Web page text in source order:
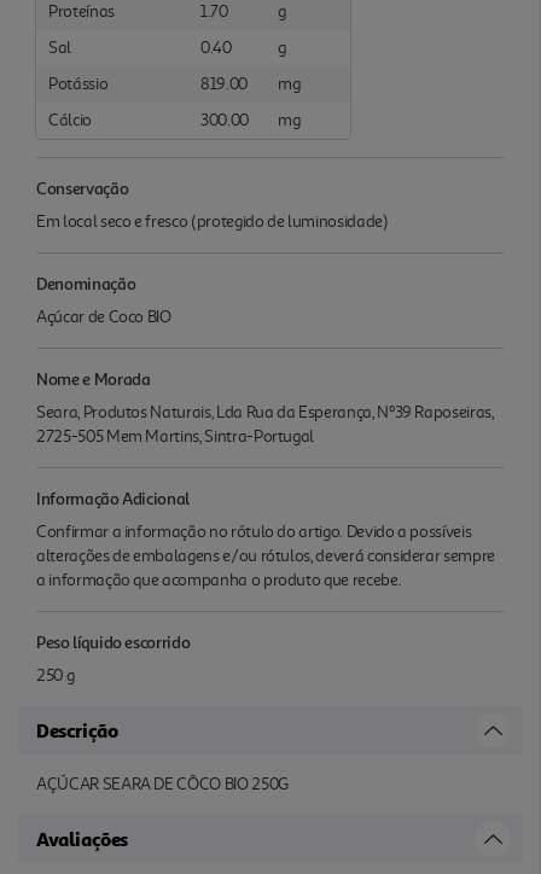
Proteínas
1.70
g
Sal
0.40
g
Potássio
819.00
mg
Cálcio
300.00 mg
Conservação
Em local seco e fresco (protegido de luminosidade)
Denominação
Açúcar de Coco BIO
Nome e Morada
Seara, Produtos Naturais, Lda Rua da Esperança, Nº39 Raposeiras,
2725-505 Mem Martins, Sintra-Portugal
Informação Adicional
Confirmar a informação no rótulo do artigo. Devido a possíveis
alterações de embalagens e/ou rótulos, deverá considerar sempre
a informação que acompanha o produto que recebe.
Peso líquido escorrido
250 g
Descrição
AÇÚCAR SEARA DE CÔCO BIO 250G
Avaliações